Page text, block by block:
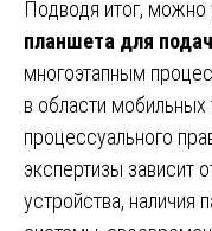
Подводя итог, можно
планшета для
многоэтапным
в области мобильных
процессуального
экспертизы зависит
устройства, наличия